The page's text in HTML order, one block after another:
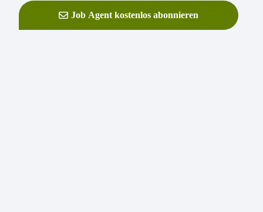
Job Agent kostenlos abonnieren